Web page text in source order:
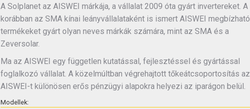
A Solplanet az AISWEI márkája, a vállalat 2009 óta gyárt invertereket. A
korábban az SMA kínai leányvállalataként is ismert AISWEI megbízható
termékeket gyárt olyan neves márkák számára, mint az SMA és a
Zeversolar.
Ma az AISWEI egy független kutatással, fejlesztéssel és gyártással
foglalkozó vállalat. A közelmúltban végrehajtott tőkeátcsoportosítás az
AISWEI-t különösen erős pénzügyi alapokra helyezi az iparágon belül.
Modellek: